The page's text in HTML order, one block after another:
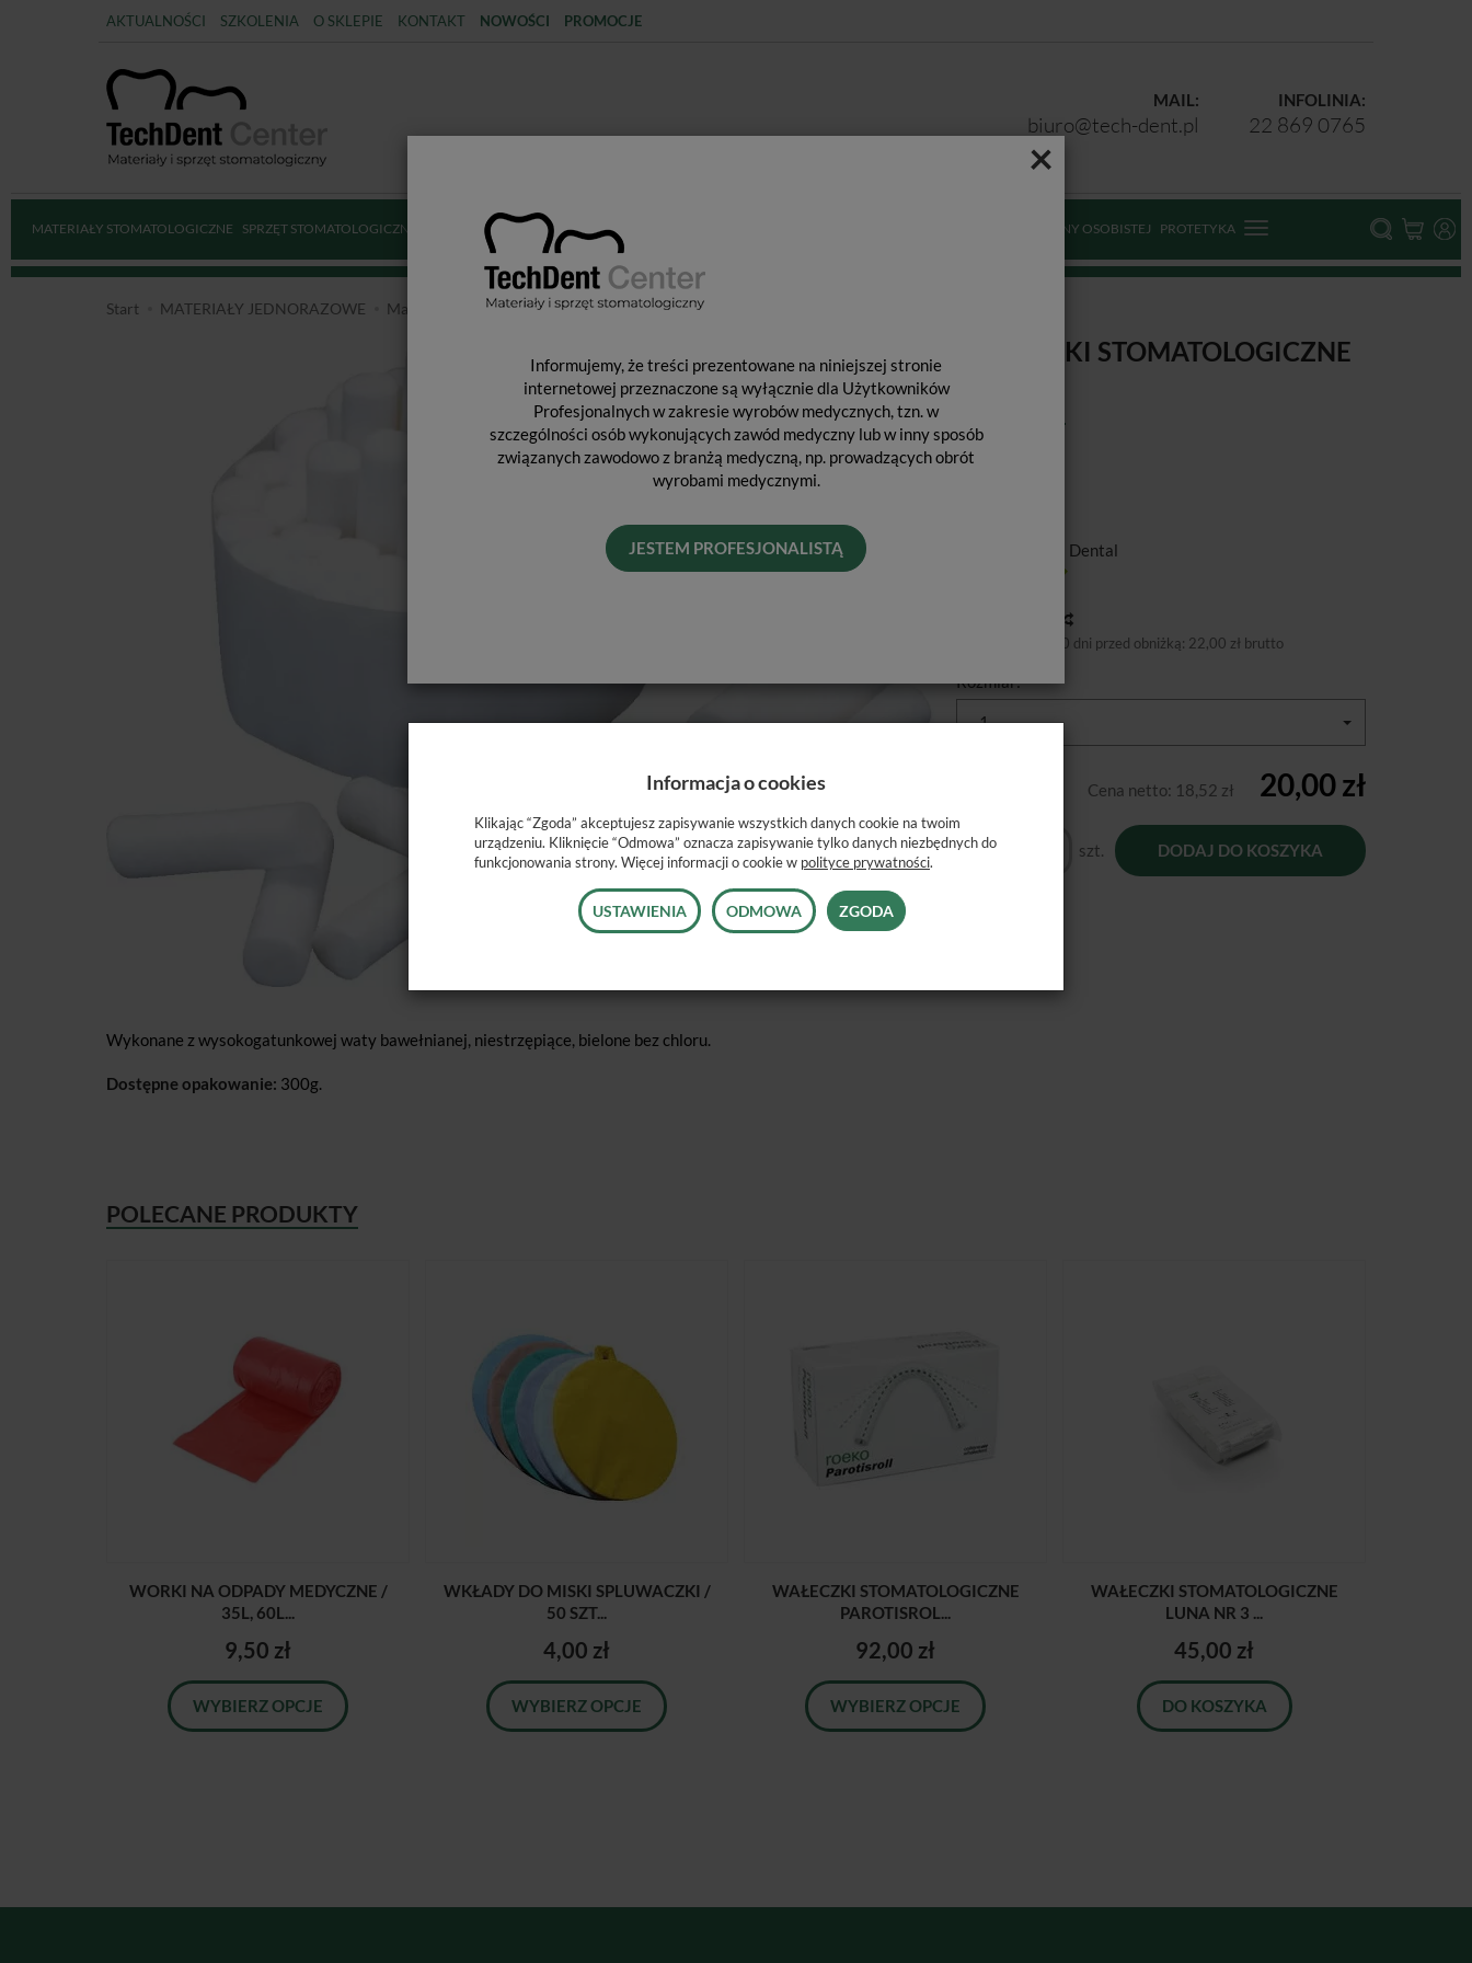
×
Informujemy, że treści prezentowane na niniejszej stronie
internetowej przeznaczone są wyłącznie dla Użytkowników
Profesjonalnych w zakresie wyrobów medycznych, tzn. w
szczególności osób wykonujących zawód medyczny lub w inny sposób
związanych zawodowo z branżą medyczną, np. prowadzących obrót
wyrobami medycznymi.
JESTEM PROFESJONALISTĄ
AKTUALNOŚCI SZKOLENIA O SKLEPIE KONTAKT NOWOŚCI PROMOCJE
INFOLINIA:
22 869 0765
MAIL:
biuro@tech-dent.pl
MATERIAŁY STOMATOLOGICZNE SPRZĘT STOMATOLOGICZNY DEZYNFEKCJA STERYLIZACJA ŚRODKI OCHRONY OSOBISTEJ PROTETYKA
Start MATERIAŁY JEDNORAZOWE Materiały pomocnicze Wałeczki stomatologiczne / 300g
WAŁECZKI STOMATOLOGICZNE
Asa Dental
Najniższa cena 30 dni przed obniżką: 22,00 zł brutto
Rozmiar:
1
Cena netto: 18,52 zł 20,00 zł
szt. DODAJ DO KOSZYKA
Wykonane z wysokogatunkowej waty bawełnianej, niestrzępiące, bielone bez chloru.
Dostępne opakowanie: 300g.
POLECANE PRODUKTY
WORKI NA ODPADY MEDYCZNE /
35L, 60L...
9,50 zł
WYBIERZ OPCJE
WKŁADY DO MISKI SPLUWACZKI /
50 SZT...
4,00 zł
WYBIERZ OPCJE
WAŁECZKI STOMATOLOGICZNE
PAROTISROL...
92,00 zł
WYBIERZ OPCJE
WAŁECZKI STOMATOLOGICZNE
LUNA NR 3 ...
45,00 zł
DO KOSZYKA
Informacja o cookies
Klikając “Zgoda” akceptujesz zapisywanie wszystkich danych cookie na twoim
urządzeniu. Kliknięcie “Odmowa” oznacza zapisywanie tylko danych niezbędnych do
funkcjonowania strony. Więcej informacji o cookie w polityce prywatności.
USTAWIENIA ODMOWA ZGODA